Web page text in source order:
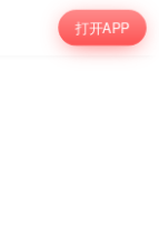
打开APP